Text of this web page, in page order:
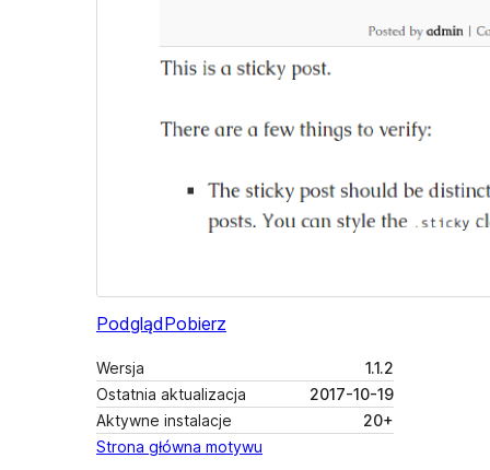
PodglądPobierz
Wersja
1.1.2
Ostatnia aktualizacja
2017-10-19
Aktywne instalacje
20+
Strona główna motywu